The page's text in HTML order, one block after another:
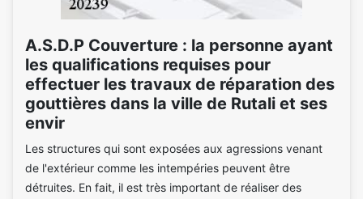
A.S.D.P Couverture : la personne ayant
les qualifications requises pour
effectuer les travaux de réparation des
gouttières dans la ville de Rutali et ses
envir
Les structures qui sont exposées aux agressions venant
de l'extérieur comme les intempéries peuvent être
détruites. En fait, il est très important de réaliser des